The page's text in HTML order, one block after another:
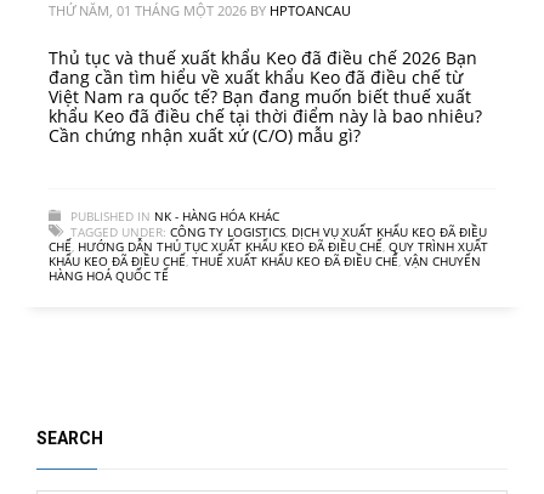
THỨ NĂM, 01 THÁNG MỘT 2026 BY HPTOANCAU
Thủ tục và thuế xuất khẩu Keo đã điều chế 2026 Bạn
đang cần tìm hiểu về xuất khẩu Keo đã điều chế từ
Việt Nam ra quốc tế? Bạn đang muốn biết thuế xuất
khẩu Keo đã điều chế tại thời điểm này là bao nhiêu?
Cần chứng nhận xuất xứ (C/O) mẫu gì?
PUBLISHED IN NK - HÀNG HÓA KHÁC
TAGGED UNDER: CÔNG TY LOGISTICS, DỊCH VỤ XUẤT KHẨU KEO ĐÃ ĐIỀU
CHẾ, HƯỚNG DẪN THỦ TỤC XUẤT KHẨU KEO ĐÃ ĐIỀU CHẾ, QUY TRÌNH XUẤT
KHẨU KEO ĐÃ ĐIỀU CHẾ, THUẾ XUẤT KHẨU KEO ĐÃ ĐIỀU CHẾ, VẬN CHUYỂN
HÀNG HOÁ QUỐC TẾ
SEARCH